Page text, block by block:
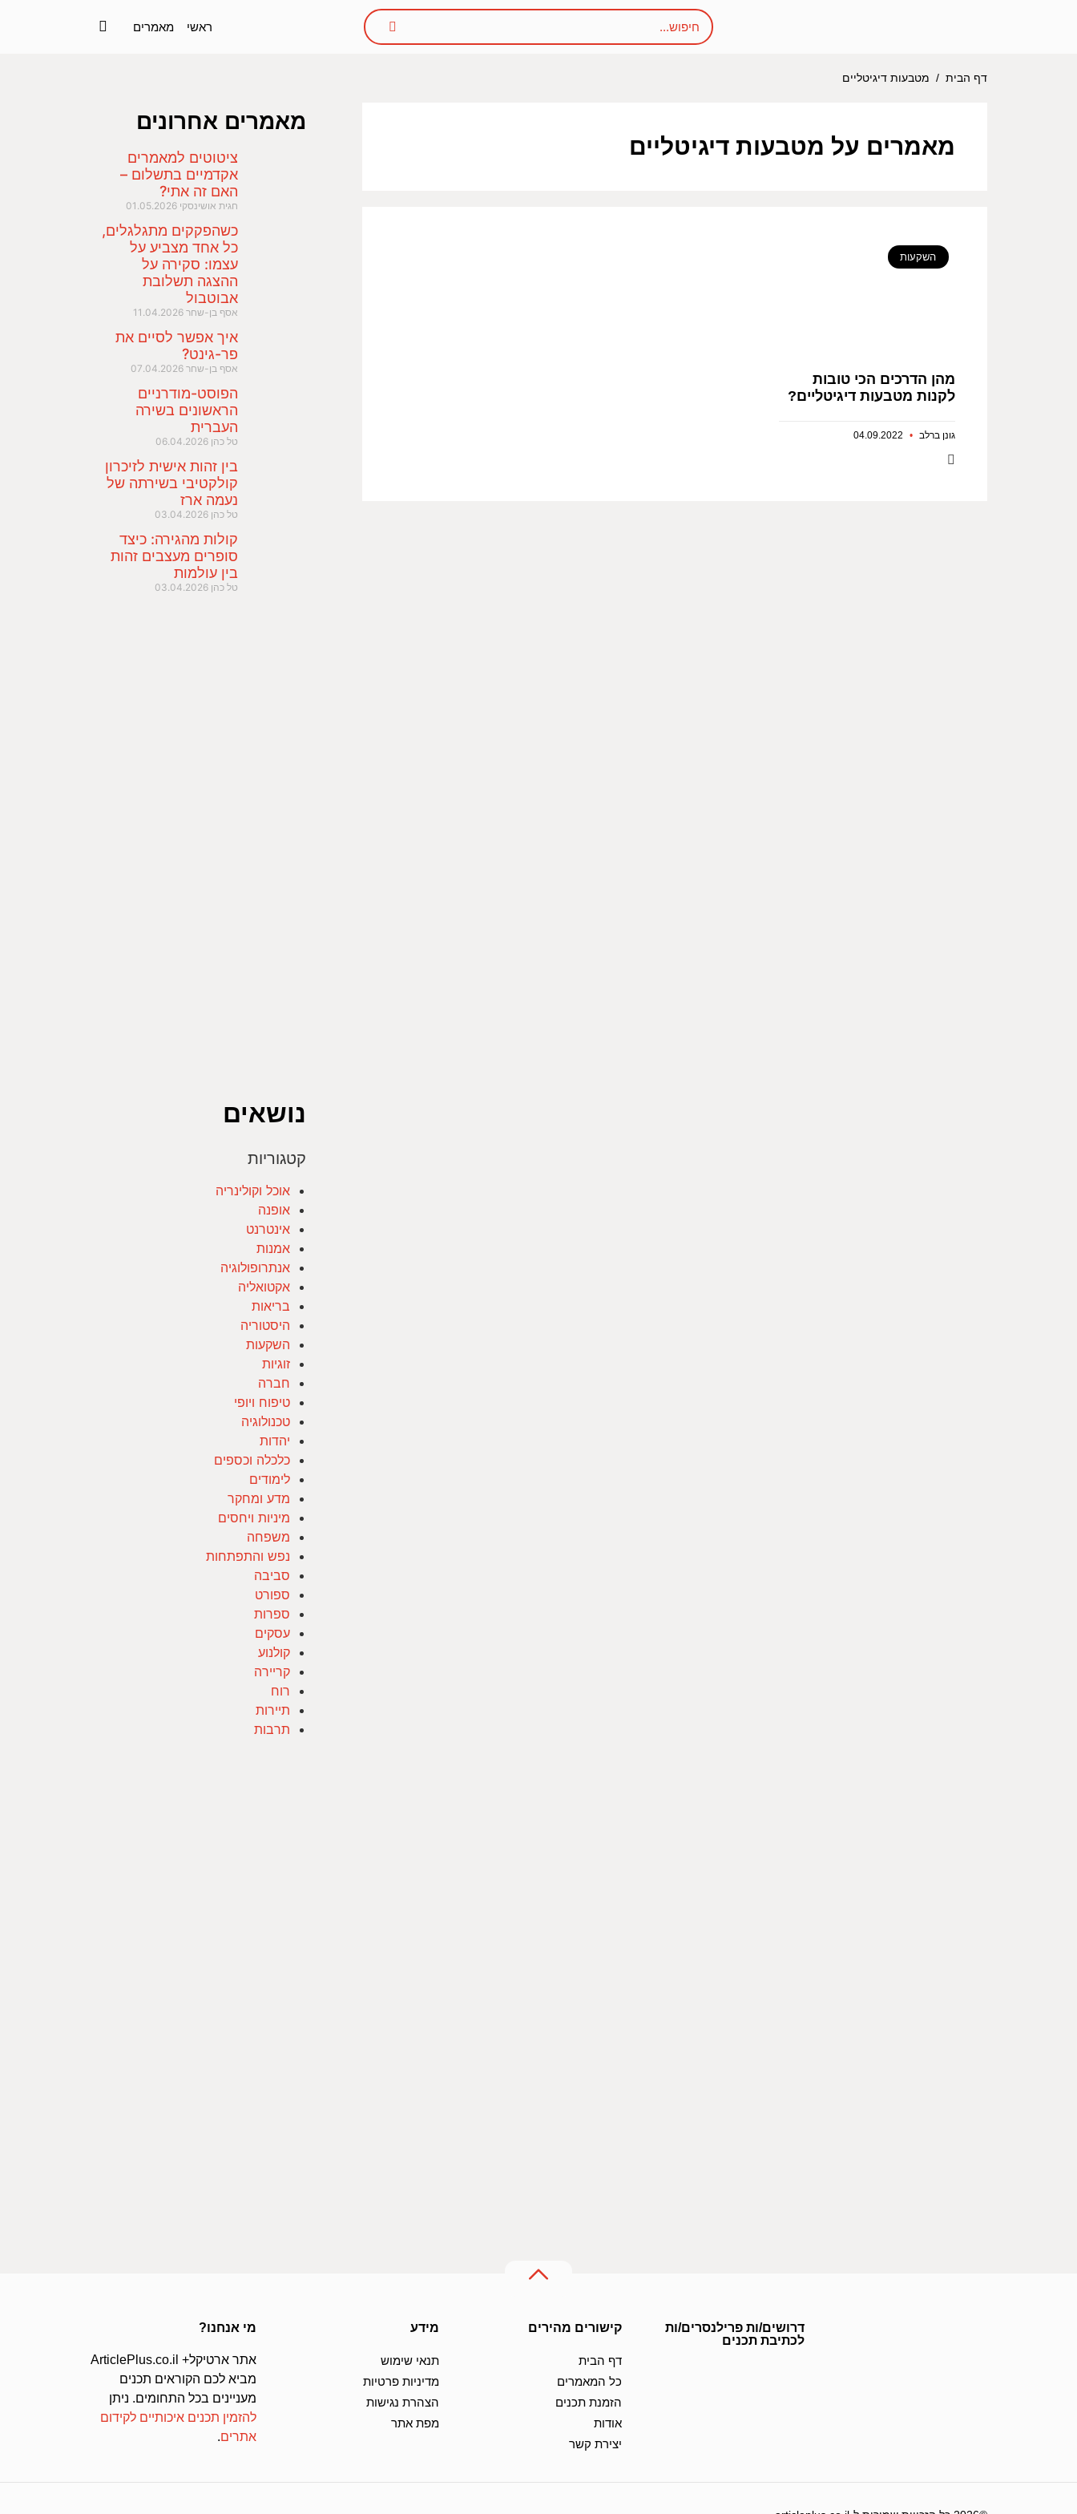
ראשי מאמרים
דף הבית / מטבעות דיגיטליים
מאמרים על מטבעות דיגיטליים
השקעות
מהן הדרכים הכי טובות
לקנות מטבעות דיגיטליים?
גונן ברלב
מאמרים אחרונים
ציטוטים למאמרים
אקדמיים בתשלום –
האם זה אתי?
חגית אושינסקי 01.05.2026
כשהפקקים מתגלגלים,
כל אחד מצביע על
עצמו: סקירה על
ההצגה תשלובת
אבוטבול
אסף בן-שחר 11.04.2026
איך אפשר לסיים את
פר-גינט?
אסף בן-שחר 07.04.2026
הפוסט-מודרניים
הראשונים בשירה
העברית
טל כהן 06.04.2026
בין זהות אישית לזיכרון
קולקטיבי בשירתה של
נעמה ארז
טל כהן 03.04.2026
קולות מהגירה: כיצד
סופרים מעצבים זהות
בין עולמות
טל כהן 03.04.2026
נושאים
קטגוריות
אוכל וקולינריה
אופנה
אינטרנט
אמנות
אנתרופולוגיה
אקטואליה
בריאות
היסטוריה
השקעות
זוגיות
חברה
טיפוח ויופי
טכנולוגיה
יהדות
כלכלה וכספים
לימודים
מדע ומחקר
מיניות ויחסים
משפחה
נפש והתפתחות
סביבה
ספורט
ספרות
עסקים
קולנוע
קריירה
רוח
תיירות
תרבות
דרושים/ות פרילנסרים/ות
לכתיבת תכנים
קישורים מהירים
דף הבית
כל המאמרים
הזמנת תכנים
אודות
יצירת קשר
מידע
תנאי שימוש
מדיניות פרטיות
הצהרת נגישות
מפת אתר
מי אנחנו?
אתר ארטיקל+ ArticlePlus.co.il
מביא לכם הקוראים תכנים
מעניינים בכל התחומים. ניתן
להזמין תכנים איכותיים לקידום
אתרים.